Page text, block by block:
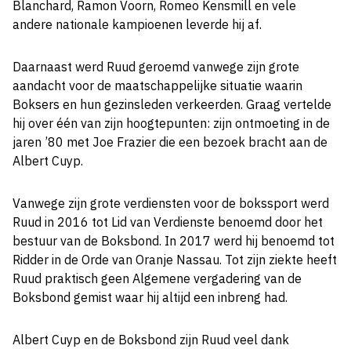
Blanchard, Ramon Voorn, Romeo Kensmill en vele
andere nationale kampioenen leverde hij af.
Daarnaast werd Ruud geroemd vanwege zijn grote
aandacht voor de maatschappelijke situatie waarin
Boksers en hun gezinsleden verkeerden. Graag vertelde
hij over één van zijn hoogtepunten: zijn ontmoeting in de
jaren ’80 met Joe Frazier die een bezoek bracht aan de
Albert Cuyp.
Vanwege zijn grote verdiensten voor de bokssport werd
Ruud in 2016 tot Lid van Verdienste benoemd door het
bestuur van de Boksbond. In 2017 werd hij benoemd tot
Ridder in de Orde van Oranje Nassau. Tot zijn ziekte heeft
Ruud praktisch geen Algemene vergadering van de
Boksbond gemist waar hij altijd een inbreng had.
Albert Cuyp en de Boksbond zijn Ruud veel dank